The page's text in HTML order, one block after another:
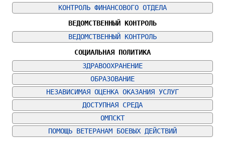
КОНТРОЛЬ ФИНАНСОВОГО ОТДЕЛА
ВЕДОМСТВЕННЫЙ КОНТРОЛЬ
ВЕДОМСТВЕННЫЙ КОНТРОЛЬ
СОЦИАЛЬНАЯ ПОЛИТИКА
ЗДРАВООХРАНЕНИЕ
ОБРАЗОВАНИЕ
НЕЗАВИСИМАЯ ОЦЕНКА ОКАЗАНИЯ УСЛУГ
ДОСТУПНАЯ СРЕДА
ОМПСКТ
ПОМОЩЬ ВЕТЕРАНАМ БОЕВЫХ ДЕЙСТВИЙ